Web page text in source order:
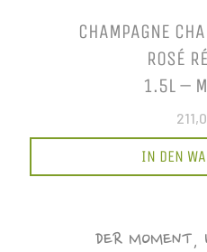
CHAMPAGNE
ROSÉ
1.5L –
IN DEN
DER MOMENT,